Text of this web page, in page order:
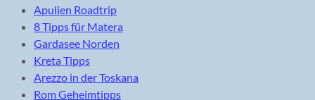
Apulien Roadtrip
8 Tipps für Matera
Gardasee Norden
Kreta Tipps
Arezzo in der Toskana
Rom Geheimtipps